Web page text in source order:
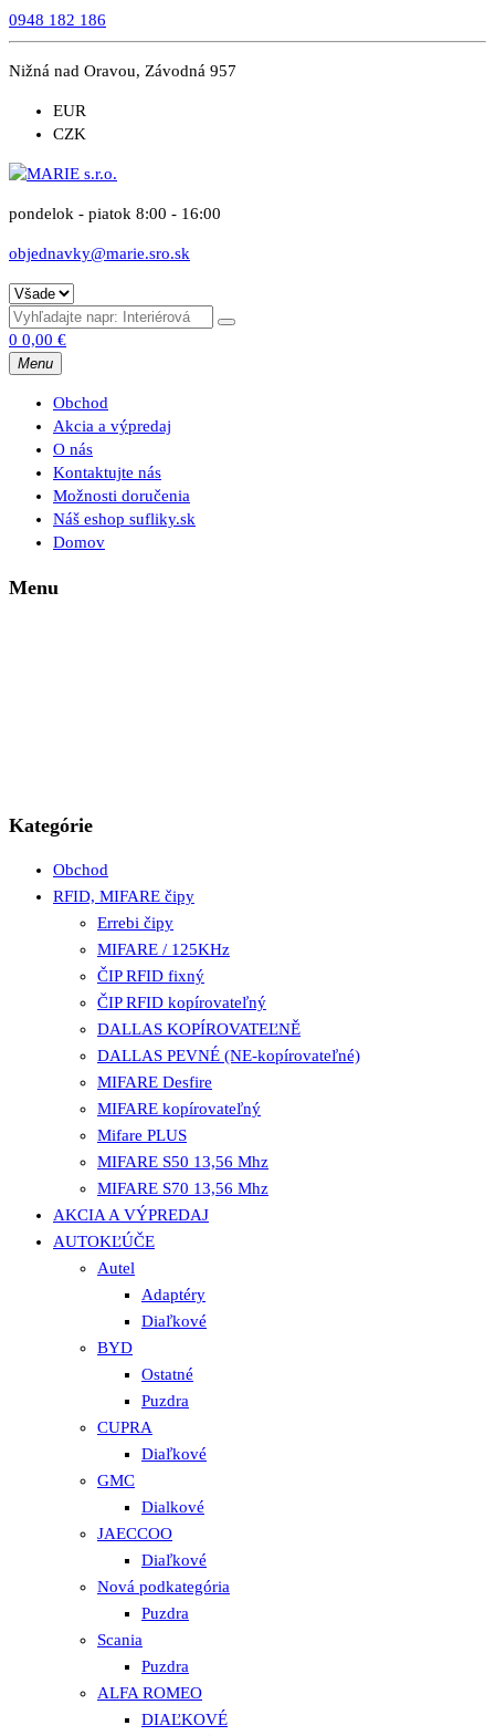
0948 182 186
Nižná nad Oravou, Závodná 957
EUR
CZK
pondelok - piatok 8:00 - 16:00
objednavky@marie.sro.sk
0 0,00 €
Menu
Obchod
Akcia a výpredaj
O nás
Kontaktujte nás
Možnosti doručenia
Náš eshop sufliky.sk
Domov
Menu
Kategórie
Obchod
RFID, MIFARE čipy
Errebi čipy
MIFARE / 125KHz
ČIP RFID fixný
ČIP RFID kopírovateľný
DALLAS KOPÍROVATEĽNĚ
DALLAS PEVNÉ (NE-kopírovateľné)
MIFARE Desfire
MIFARE kopírovateľný
Mifare PLUS
MIFARE S50 13,56 Mhz
MIFARE S70 13,56 Mhz
AKCIA A VÝPREDAJ
AUTOKĽÚČE
Autel
Adaptéry
Diaľkové
BYD
Ostatné
Puzdra
CUPRA
Diaľkové
GMC
Dialkové
JAECCOO
Diaľkové
Nová podkategória
Puzdra
Scania
Puzdra
ALFA ROMEO
DIAĽKOVÉ